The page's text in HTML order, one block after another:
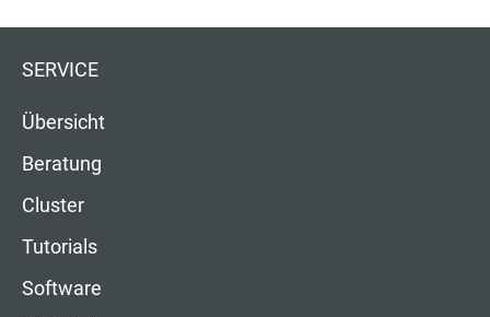
SERVICE
Übersicht
Beratung
Cluster
Tutorials
Software